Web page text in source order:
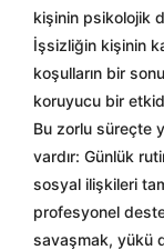
kişinin psikolojik
İşsizliğin kişinin
koşulların bir
koruyucu bir
Bu zorlu süreçte
vardır: Günlük
sosyal ilişkileri
profesyonel
savaşmak, yükü